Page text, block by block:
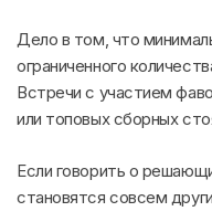
Дело в том, что
ограниченного
Встречи с участием
или топовых сборных
Если говорить о
становятся совсем